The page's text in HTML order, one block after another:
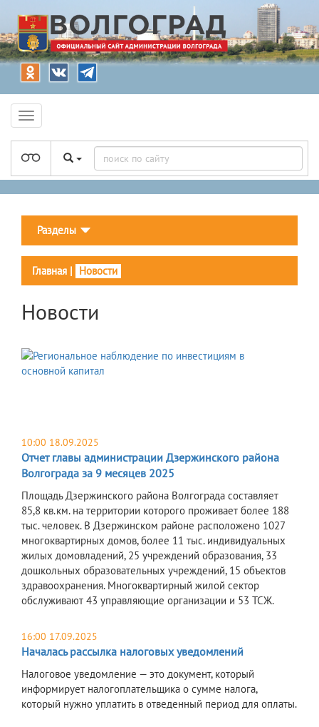
Разделы
Главная | Новости
Новости
10:00 18.09.2025
Отчет главы администрации Дзержинского района
Волгограда за 9 месяцев 2025
Площадь Дзержинского района Волгограда составляет
85,8 кв.км. на территории которого проживает более 188
тыс. человек. В Дзержинском районе расположено 1027
многоквартирных домов, более 11 тыс. индивидуальных
жилых домовладений, 25 учреждений образования, 33
дошкольных образовательных учреждений, 15 объектов
здравоохранения. Многоквартирный жилой сектор
обслуживают 43 управляющие организации и 53 ТСЖ.
16:00 17.09.2025
Началась рассылка налоговых уведомлений
Налоговое уведомление — это документ, который
информирует налогоплательщика о сумме налога,
который нужно уплатить в отведенный период для оплаты.